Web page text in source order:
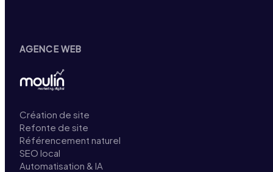
AGENCE WEB
Création de site
Refonte de site
Référencement naturel
SEO local
Automatisation & IA